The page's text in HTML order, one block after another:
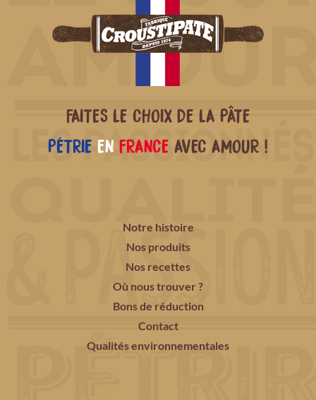
FAITES LE CHOIX DE LA PÂTE
PÉTRIE EN FRANCE AVEC AMOUR !
Notre histoire
Nos produits
Nos recettes
Où nous trouver ?
Bons de réduction
Contact
Qualités environnementales